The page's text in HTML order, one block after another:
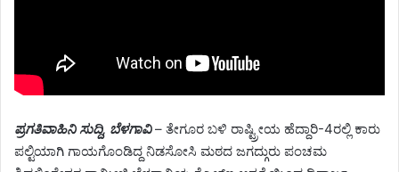
ಪ್ರಗತಿವಾಹಿನಿ ಸುದ್ದಿ, ಬೆಳಗಾವಿ– ತೇಗೂರ ಬಳಿ ರಾಷ್ಟ್ರೀಯ ಹೆದ್ದಾರಿ-4ರಲ್ಲಿ ಕಾರು
ಪಲ್ಟಿಯಾಗಿ ಗಾಯಗೊಂಡಿದ್ದ ನಿಡಸೋಸಿ ಮಠದ ಜಗದ್ಗುರು ಪಂಚಮ